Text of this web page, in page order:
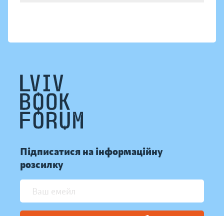
Підписатися на інформаційну
розсилку